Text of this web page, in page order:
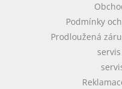
Podmínky
Prodloužená